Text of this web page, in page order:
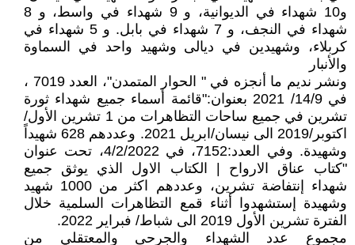
و10 شهداء في الديوانية، و 9 شهداء في واسط، و 8
شهداء في النجف، و 7 شهداء في بابل. و 5 شهداء في
كربلاء، وشهيدين في ديالى وشهيد واحد في السماوة
والأنبار
ونشر نديم ما أنجزه في " الحوار المتمدن"، العدد 7019 ،
في 14/9/ 2021 بعنوان:"قائمة أسماء جميع شهداء ثورة
تشرين في جميع ساحات التظاهرات من 1 تشرين الأول/
اكتوبر/2019 الى نيسان/ابريل 2021. وعددهم 628 شهيداً
وشهيدة. وفي العدد:7152، في 4/2/2022، تحت عنوان
"كتاب عناق الارواح | الكتاب الاول الذي يوثق جميع
شهداء إنتفاضة تشرين، وعددهم اكثر من 1000 شهيد
وشهيدة إستشهدوا أثناء قمع التظاهرات السلمية خلال
الفترة تشرين الأول 2019 الى شباط/ فبراير 2022.
مجموع عدد الشهداء والجرحى والمعتقلي من